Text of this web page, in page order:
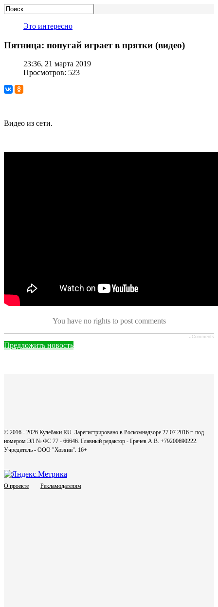
Это интересно
Пятница: попугай играет в прятки (видео)
23:36, 21 марта 2019
Просмотров: 523
Видео из сети.
You have no rights to post comments
JComments
Предложить новость
© 2016 - 2026 Кулебаки.RU. Зарегистрировано в Роскомнадзоре 27.07.2016 г. под
номером ЭЛ № ФС 77 - 66646. Главный редактор - Грачев А.В. +79200690222.
Учредитель - ООО "Хозяин". 16+
О проекте Рекламодателям